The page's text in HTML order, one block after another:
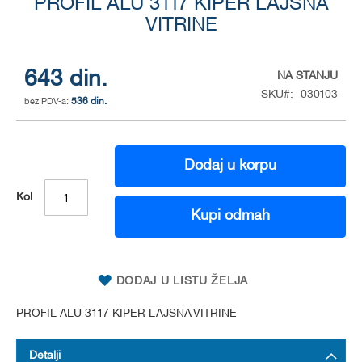
PROFIL ALU 3117 KIPER LAJSNA
VITRINE
643 din.
536 din.
NA STANJU
SKU
030103
Kol
Dodaj u korpu
Kupi odmah
DODAJ U LISTU ŽELJA
PROFIL ALU 3117 KIPER LAJSNA VITRINE
the
images
gallery
Detalji